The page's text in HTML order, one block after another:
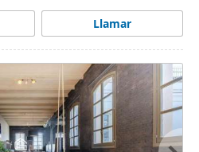
Llamar